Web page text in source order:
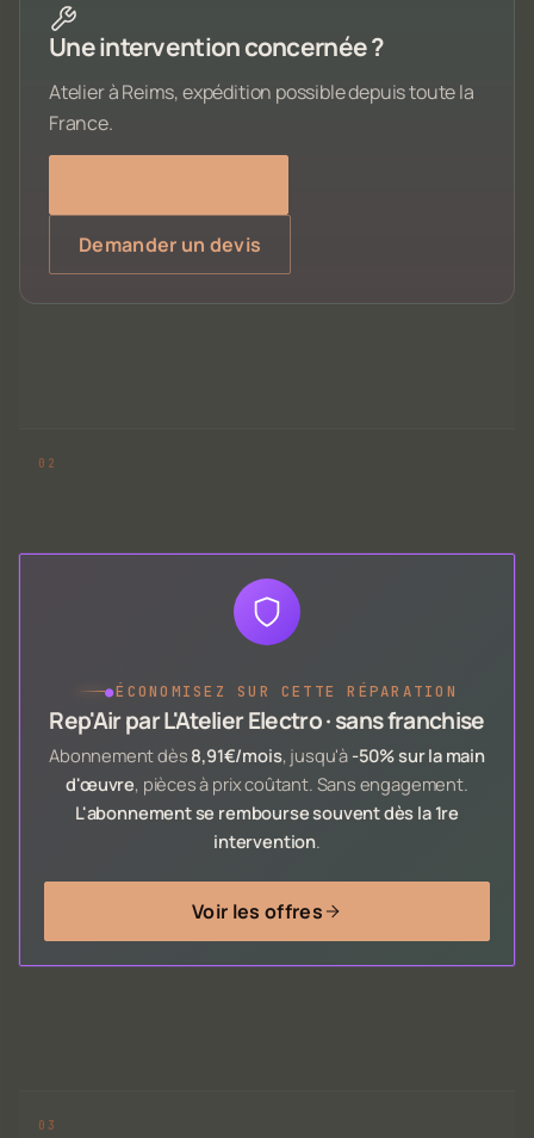
Une intervention concernée ?
Atelier à Reims, expédition possible depuis toute la
France.
Demander un devis
●ÉCONOMISEZ SUR CETTE RÉPARATION
Rep'Air par L'Atelier Electro · sans franchise
Abonnement dès 8,91€/mois, jusqu'à -50% sur la main
d'œuvre, pièces à prix coûtant. Sans engagement.
L'abonnement se rembourse souvent dès la 1re
intervention.
Voir les offres